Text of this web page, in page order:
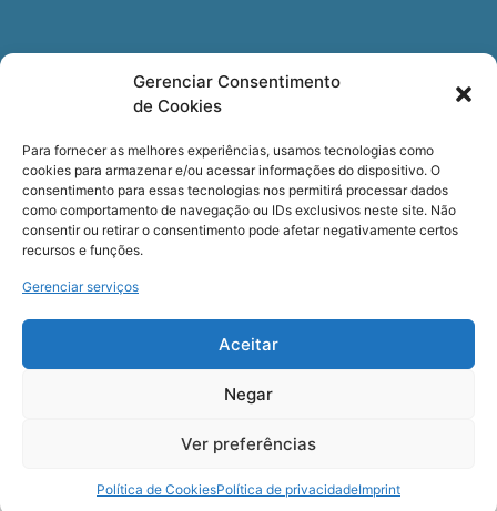
Gerenciar Consentimento
de Cookies
Para fornecer as melhores experiências, usamos tecnologias como
cookies para armazenar e/ou acessar informações do dispositivo. O
consentimento para essas tecnologias nos permitirá processar dados
como comportamento de navegação ou IDs exclusivos neste site. Não
consentir ou retirar o consentimento pode afetar negativamente certos
recursos e funções.
Gerenciar serviços
Aceitar
Negar
Ver preferências
Política de CookiesPolítica de privacidadeImprint
Newsletter
especializadas, cursos e eventos?
Registre seu email.
Termos de usoe aPolítica de privacidade
COPYRIGHT © Cerveira – Todos os Direitos Reservados